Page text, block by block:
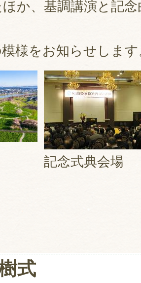
か、基調講演と記
様をお知らせしま
記念式典会場
式